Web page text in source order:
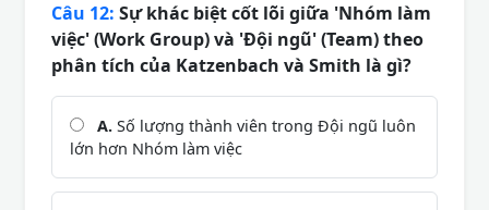
Câu 12: Sự khác biệt cốt lõi giữa 'Nhóm làm
việc' (Work Group) và 'Đội ngũ' (Team) theo
phân tích của Katzenbach và Smith là gì?
A. Số lượng thành viên trong Đội ngũ luôn
lớn hơn Nhóm làm việc